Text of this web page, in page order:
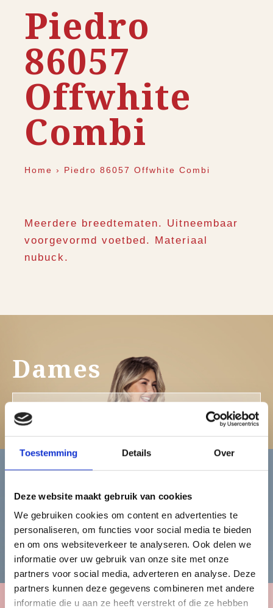
Toestemming Details Over
Deze website maakt gebruik van cookies
We gebruiken cookies om content en advertenties te
personaliseren, om functies voor social media te bieden
en om ons websiteverkeer te analyseren. Ook delen we
informatie over uw gebruik van onze site met onze
partners voor social media, adverteren en analyse. Deze
partners kunnen deze gegevens combineren met andere
informatie die u aan ze heeft verstrekt of die ze hebben
Piedro
86057
Offwhite
Combi
Home › Piedro 86057 Offwhite Combi
Meerdere breedtematen. Uitneembaar
voorgevormd voetbed. Materiaal
nubuck.
Dames
Bekijk de damescollectie
Heren
Bekijk de herencollectie